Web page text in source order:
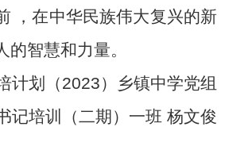
，在中华民族伟大复兴的新
智慧和力量。
计划（2023）乡镇中学党组
记培训（二期）一班 杨文俊